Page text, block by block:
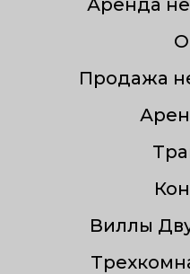
Продажа
Виллы